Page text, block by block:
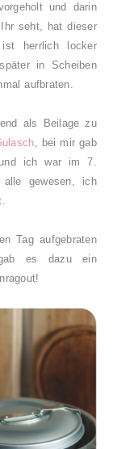
und darin
seht, hat dieser
ist herrlich locker
in Scheiben
aufbraten.
als Beilage zu
, bei mir gab
ich war im 7.
alle gewesen, ich
Tag aufgebraten
es dazu ein